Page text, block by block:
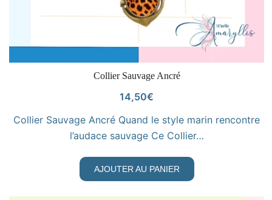
VOIR LE PRODUIT
Collier Sauvage Ancré
14,50€
Collier Sauvage Ancré Quand le style marin rencontre
l’audace sauvage Ce Collier…
AJOUTER AU PANIER